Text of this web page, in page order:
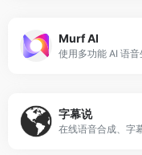
Murf AI
字幕说
在线语音合成、字